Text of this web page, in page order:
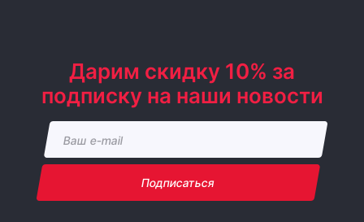
Дарим скидку 10% за
подписку на наши новости
Подписаться